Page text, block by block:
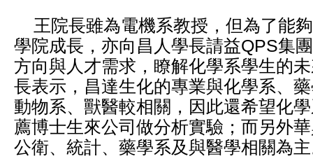
王院長雖為電機系教授，但為了能
學院成長，亦向昌人學長請益QPS集
方向與人才需求，瞭解化學系學生的
長表示，昌達生化的專業與化學系、
動物系、獸醫較相關，因此還希望化
薦博士生來公司做分析實驗；而另外
公衛、統計、藥學系及與醫學相關為